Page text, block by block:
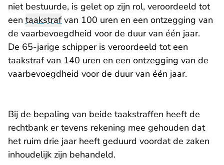
niet bestuurde, is gelet op zijn rol, veroordeeld tot
een taakstrafvan 100 uren en een ontzegging van
de vaarbevoegdheid voor de duur van één jaar.
De 65-jarige schipper is veroordeeld tot een
taakstraf van 140 uren en een ontzegging van de
vaarbevoegdheid voor de duur van één jaar.
Bij de bepaling van beide taakstraffen heeft de
rechtbank er tevens rekening mee gehouden dat
het ruim drie jaar heeft geduurd voordat de zaken
inhoudelijk zijn behandeld.